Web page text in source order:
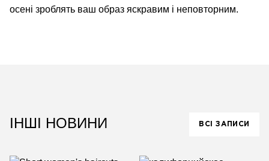
осені зроблять ваш образ яскравим і неповторним.
ІНШІ НОВИНИ ВСІ ЗАПИСИ